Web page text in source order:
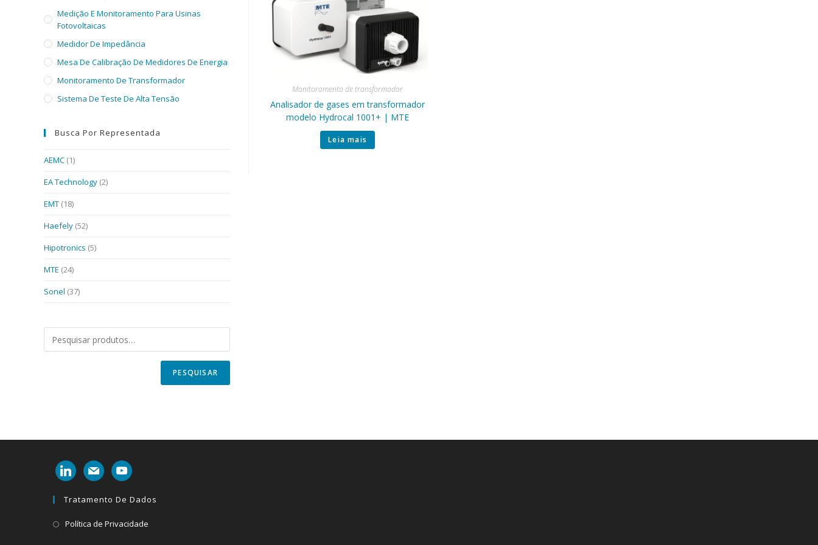
Monitoramento de transformador
Analisador de gases em transformador
modelo Hydrocal 1001+ | MTE
Leia mais
Medição E Monitoramento Para Usinas
Fotovoltaicas
Medidor De Impedância
Mesa De Calibração De Medidores De Energia
Monitoramento De Transformador
Sistema De Teste De Alta Tensão
Busca Por Representada
AEMC (1)
EA Technology (2)
EMT (18)
Haefely (52)
Hipotronics (5)
MTE (24)
Sonel (37)
PESQUISAR
linkedinmail youtube
Tratamento De Dados
Política de Privacidade